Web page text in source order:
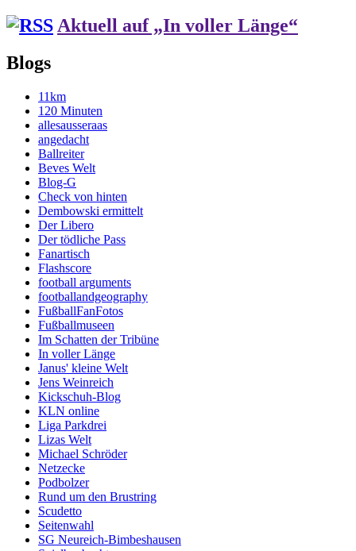
Aktuell auf „In voller Länge“
Blogs
11km
120 Minuten
allesausseraas
angedacht
Ballreiter
Beves Welt
Blog-G
Check von hinten
Dembowski ermittelt
Der Libero
Der tödliche Pass
Fanartisch
Flashscore
football arguments
footballandgeography
FußballFanFotos
Fußballmuseen
Im Schatten der Tribüne
In voller Länge
Janus' kleine Welt
Jens Weinreich
Kickschuh-Blog
KLN online
Liga Parkdrei
Lizas Welt
Michael Schröder
Netzecke
Podbolzer
Rund um den Brustring
Scudetto
Seitenwahl
SG Neureich-Bimbeshausen